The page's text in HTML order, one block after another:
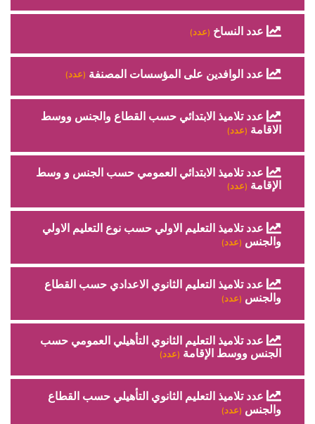
عدد النساخ (عدد)
عدد الوافدين على المؤسسات المصنفة (عدد)
عدد تلاميذ الابتدائي حسب القطاع والجنس ووسط
الاقامة (عدد)
عدد تلاميذ الابتدائي العمومي حسب الجنس و وسط
الإقامة (عدد)
عدد تلاميذ التعليم الاولي حسب نوع التعليم الاولي
والجنس (عدد)
عدد تلاميذ التعليم الثانوي الاعدادي حسب القطاع
والجنس (عدد)
عدد تلاميذ التعليم الثانوي التأهيلي العمومي حسب
الجنس ووسط الإقامة (عدد)
عدد تلاميذ التعليم الثانوي التأهيلي حسب القطاع
والجنس (عدد)